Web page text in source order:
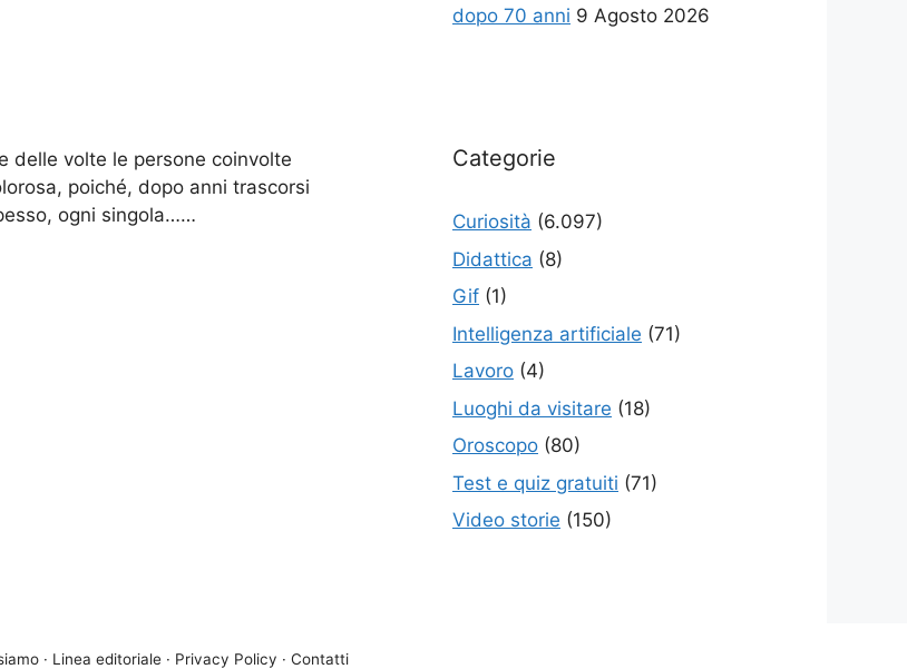
delle volte le persone coinvolte
poiché, dopo anni trascorsi
ogni singola……
dopo 70 anni 9 Agosto 2026
Categorie
Curiosità (6.097)
Didattica (8)
Gif (1)
Intelligenza artificiale (71)
Lavoro (4)
Luoghi da visitare (18)
Oroscopo (80)
Test e quiz gratuiti (71)
Video storie (150)
· Linea editoriale · Privacy Policy · Contatti